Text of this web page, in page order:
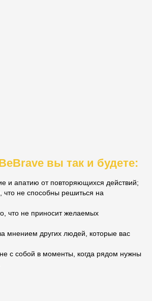
вы так и будете:
и апатию от повторяющихся действий;
что не способны решиться на
что не приносит желаемых
мнением других людей, которые вас
с собой в моменты, когда рядом нужны